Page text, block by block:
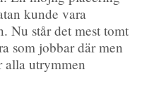
kunde vara
Nu står det mest tomt
som jobbar där men
alla utrymmen